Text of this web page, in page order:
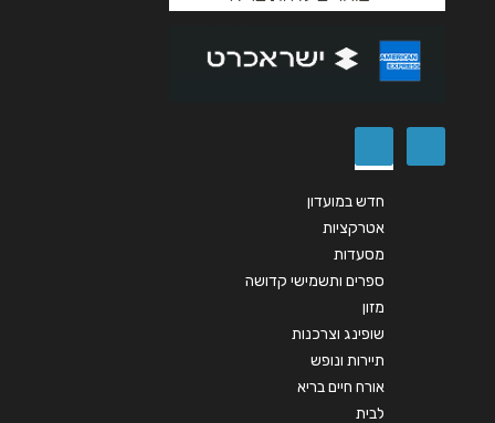
חדש במועדון
אטרקציות
מסעדות
ספרים ותשמישי קדושה
מזון
שופינג וצרכנות
תיירות ונופש
אורח חיים בריא
לבית